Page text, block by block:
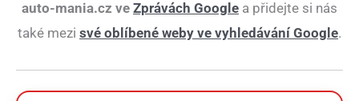
auto-mania.cz ve Zprávách Google a přidejte si nás
také mezi své oblíbené weby ve vyhledávání Google.